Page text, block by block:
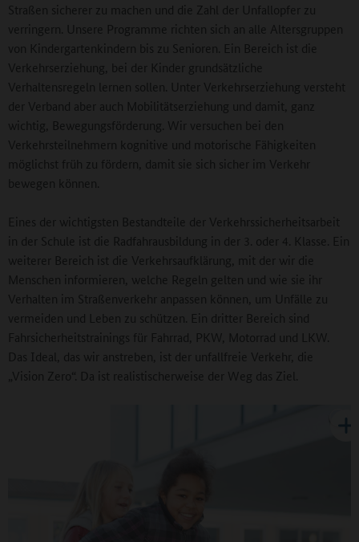
Straßen sicherer zu machen und die Zahl der Unfallopfer zu
verringern. Unsere Programme richten sich an alle Altersgruppen
von Kindergartenkindern bis zu Senioren. Ein Bereich ist die
Verkehrserziehung, bei der Kinder grundsätzliche
Verhaltensregeln lernen sollen. Unter Verkehrserziehung versteht
der Verband aber auch Mobilitätserziehung und damit, ganz
wichtig, Bewegungsförderung. Wir versuchen bei den
Verkehrsteilnehmern kognitive und motorische Fähigkeiten
möglichst früh zu fördern, damit sie sich sicher im Verkehr
bewegen können.
Eines der wichtigsten Bestandteile der Verkehrssicherheitsarbeit
in der Schule ist die Radfahrausbildung in der 3. oder 4. Klasse. Ein
weiterer Bereich ist die Verkehrsaufklärung, mit der wir die
Menschen informieren, welche Regeln gelten und wie sie ihr
Verhalten im Straßenverkehr anpassen können, um Unfälle zu
vermeiden und Leben zu schützen. Ein dritter Bereich sind
Fahrsicherheitstrainings für Fahrrad, PKW, Motorrad und LKW.
Das Ideal, das wir anstreben, ist der unfallfreie Verkehr, die
„Vision Zero“. Da ist realistischerweise der Weg das Ziel.